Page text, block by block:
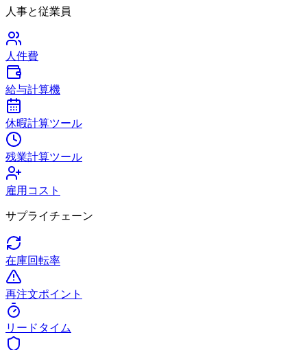
人事と従業員
人件費
給与計算機
休暇計算ツール
残業計算ツール
雇用コスト
サプライチェーン
在庫回転率
再注文ポイント
リードタイム